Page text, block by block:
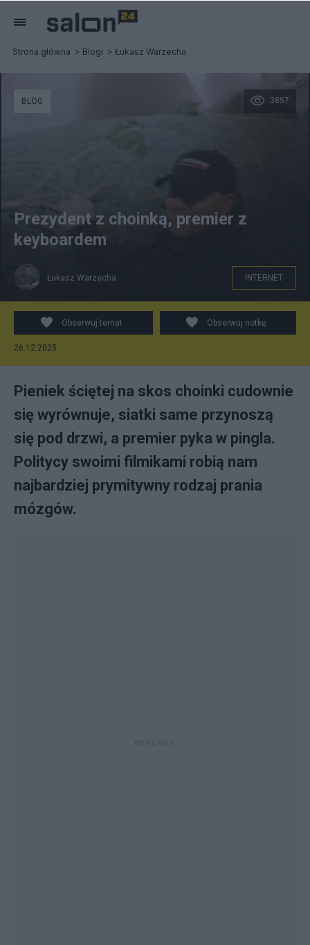
Strona główna Blogi Łukasz Warzecha
Źródło: KPRP
3857
BLOG
Prezydent z choinką, premier z
keyboardem
Łukasz Warzecha INTERNET
Obserwuj temat Obserwuj notkę
26.12.2025
Pieniek ściętej na skos choinki cudownie
się wyrównuje, siatki same przynoszą
się pod drzwi, a premier pyka w pingla.
Politycy swoimi filmikami robią nam
najbardziej prymitywny rodzaj prania
mózgów.